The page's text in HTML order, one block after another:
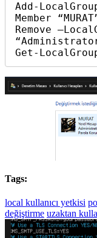
Add-
Member
Remove
Get-
Tags:
local kullanıcı yetkisi
değiştirme uzaktan